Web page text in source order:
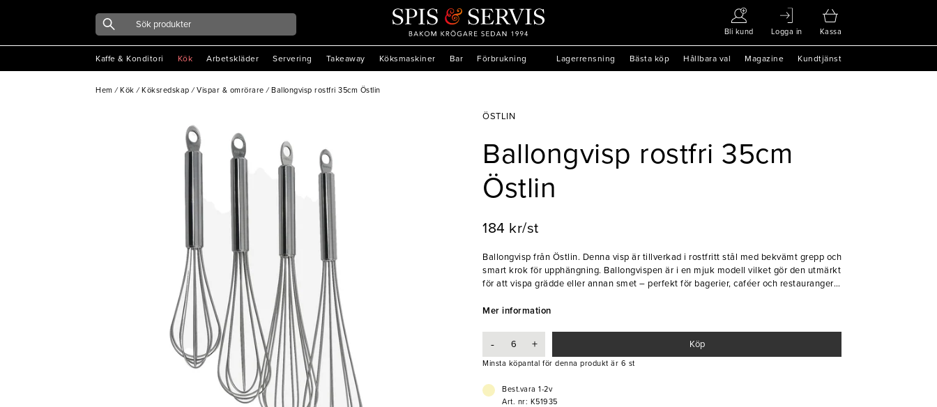
Bli kund Logga in Kassa
Kaffe & Konditori Kök Arbetskläder Servering Takeaway Köksmaskiner Bar Förbrukning Lagerrensning Bästa köp Hållbara val Magazine Kundtjänst
Hem / Kök / Köksredskap / Vispar & omrörare / Ballongvisp rostfri 35cm Östlin
ÖSTLIN
Ballongvisp rostfri 35cm
Östlin
184 kr/st
Ballongvisp från Östlin. Denna visp är tillverkad i rostfritt stål med bekvämt grepp och
smart krok för upphängning. Ballongvispen är i en mjuk modell vilket gör den utmärkt
för att vispa grädde eller annan smet – perfekt för bagerier, caféer och restauranger!
- Max temperatur: 90°C
Mer information
- + Köp
Minsta köpantal för denna produkt är 6 st
Best.vara 1-2v
Art. nr: K51935